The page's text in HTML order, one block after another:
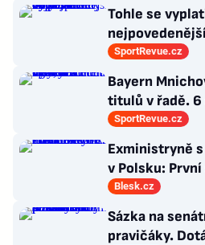
Tohle se
které byly
SportRevue.cz
Bayern
titulů v řadě.
zvládlo také,
SportRevue.cz
Exministryně
v Polsku:
Havránkové!
Blesk.cz
Sázka na
pravičáky.